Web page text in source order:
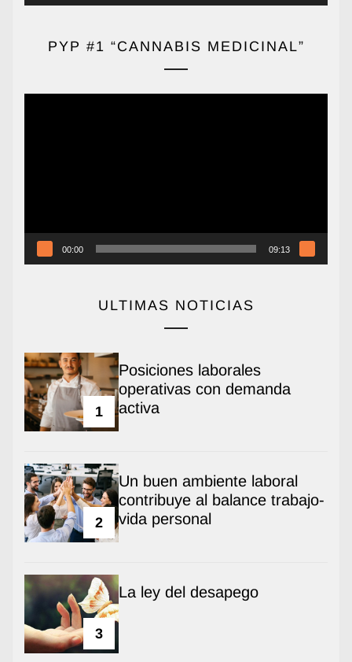
PYP #1 “CANNABIS MEDICINAL”
00:00 09:13
ULTIMAS NOTICIAS
1
Posiciones laborales
operativas con demanda
activa
2
Un buen ambiente laboral
contribuye al balance trabajo-
vida personal
3
La ley del desapego